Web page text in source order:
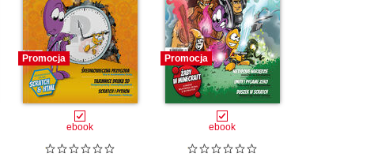
Promocja
ebook
Promocja
ebook